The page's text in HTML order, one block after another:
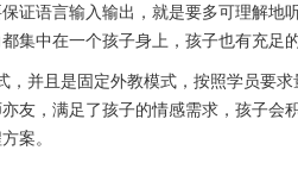
语言输入输出，就是要多可理解地
集中在一个孩子身上，孩子也有充足
并且是固定外教模式，按照学员要求
友，满足了孩子的情感需求，孩子会
案。